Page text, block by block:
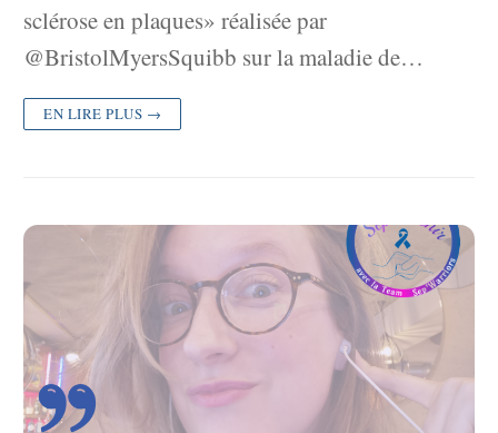
sclérose en plaques» réalisée par
@BristolMyersSquibb sur la maladie de…
EN LIRE PLUS →